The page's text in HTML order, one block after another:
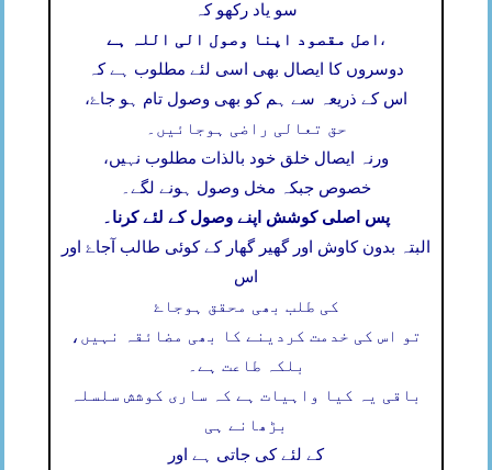
سو یاد رکھو کہ
اصل مقصود اپنا وصول الی اللہ ہے ،
دوسروں کا ایصال بھی اسی لئے مطلوب ہے کہ
اس کے ذریعہ سے ہم کو بھی وصول تام ہو جاۓ،
حق تعالی راضی ہوجائیں۔
ورنہ ایصال خلق خود بالذات مطلوب نہیں،
خصوص جبکہ مخل وصول ہونے لگے۔
پس اصلی کوشش اپنے وصول کے لئے کرنا۔
البتہ بدون کاوش اور گھیر گھار کے کوئی طالب آجاۓ اور
اس
کی طلب بھی محقق ہوجاۓ
تو اس کی خدمت کردینے کا بھی مضائقہ نہیں،
بلکہ طاعت ہے۔
باقی یہ کیا واہیات ہے کہ ساری کوشش سلسلہ
بڑھانے ہی
کے لئے کی جاتی ہے اور